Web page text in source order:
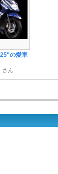
の愛車
さん